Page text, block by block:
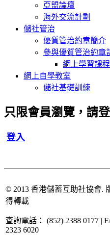
亞盟論壇
海外交流計劃
儲社管治
優質管治約章簡介
參與優質管治約章
網上學習課程
網上自學教室
儲社基礎訓練
只限會員瀏覽，請
登入
© 2013 香港儲蓄互助社協會.
得轉載
查詢電話： (852) 2388 0177 |
2323 6020